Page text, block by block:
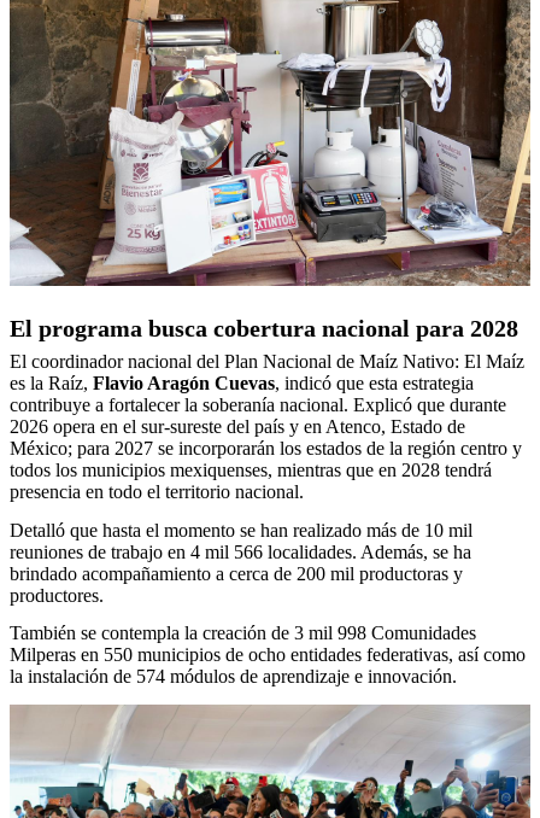
El programa busca cobertura nacional para 2028
El coordinador nacional del Plan Nacional de Maíz Nativo: El Maíz
es la Raíz, Flavio Aragón Cuevas, indicó que esta estrategia
contribuye a fortalecer la soberanía nacional. Explicó que durante
2026 opera en el sur-sureste del país y en Atenco, Estado de
México; para 2027 se incorporarán los estados de la región centro y
todos los municipios mexiquenses, mientras que en 2028 tendrá
presencia en todo el territorio nacional.
Detalló que hasta el momento se han realizado más de 10 mil
reuniones de trabajo en 4 mil 566 localidades. Además, se ha
brindado acompañamiento a cerca de 200 mil productoras y
productores.
También se contempla la creación de 3 mil 998 Comunidades
Milperas en 550 municipios de ocho entidades federativas, así como
la instalación de 574 módulos de aprendizaje e innovación.